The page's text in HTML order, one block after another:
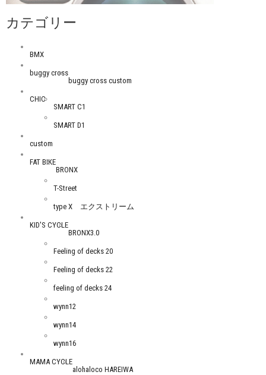
カテゴリー
BMX
buggy cross
buggy cross custom
CHIC
SMART C1
SMART D1
custom
FAT BIKE
BRONX
T-Street
type X エクストリーム
KID'S CYCLE
BRONX3.0
Feeling of decks 20
Feeling of decks 22
feeling of decks 24
wynn12
wynn14
wynn16
MAMA CYCLE
alohaloco HAREIWA